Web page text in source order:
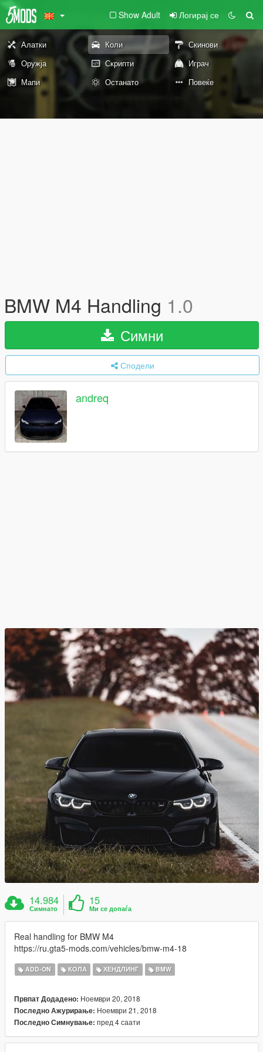
Show Adult Логирај се
Алатки Коли
Скинови
Оружја
Скрипти
Играч
Мапи
Останато Повеќе
BMW M4 Handling 1.0
Симни
Сподели
andreq
14.984
Симнато
15
Ми се допаѓа
Real handling for BMW M4
https://ru.gta5-mods.com/vehicles/bmw-m4-18
ADD-ON КОЛА ХЕНДЛИНГ BMW
Првпат Додадено: Ноември 20, 2018
Последно Ажурирање: Ноември 21, 2018
Последно Симнување: пред 4 саати